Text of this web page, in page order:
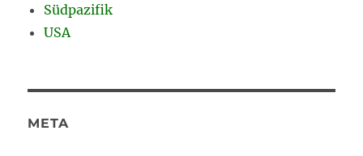
Südpazifik
USA
META